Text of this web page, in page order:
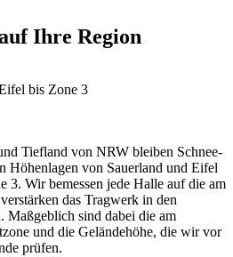
Ihre Region
bis Zone 3
Tiefland von NRW bleiben Schnee-
Höhenlagen von Sauerland und Eifel
3. Wir bemessen jede Halle auf die am
das Tragwerk in den
Maßgeblich sind dabei die am
und die Geländehöhe, die wir vor
prüfen.